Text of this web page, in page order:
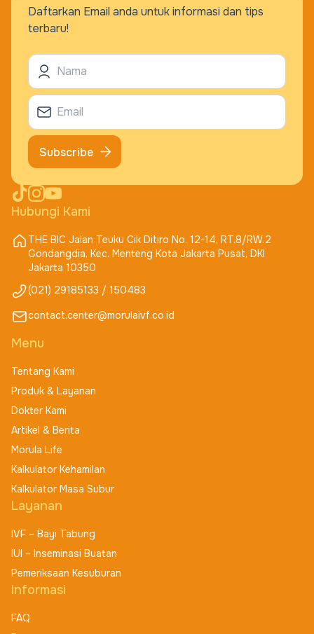
Lihat Detail Lokasi
Buat Janji
RSIA Rizki Bunda
Jl. Gajah Mada, No. 435A Lansano, Kec. Lubuk
Basung, Kab. Agam Sumatera Barat 26414
Lihat Detail Lokasi
Buat Janji
Kota Tangerang Selatan, Banten 15225,
2122734829
Lihat Detail Lokasi
Buat Janji
RSIA Annisa
Jl. Zafri Zam Zam No.55/56, Kuin Cerucuk, Kec.
Banjarmasin Bar., Kota Banjarmasin, Kalimantan
8115546660
Hubungi Kami
THE BIC Jalan Teuku Cik Ditiro No. 12-14, RT.8/RW.2
Gondangdia, Kec. Menteng Kota Jakarta Pusat, DKI
Jakarta 10350
(021) 29185133 / 150483
contact.center@morulaivf.co.id
Menu
Tentang Kami
Produk & Layanan
Dokter Kami
Artikel & Berita
Morula Life
Kalkulator Kehamilan
Kalkulator Masa Subur
Layanan
IVF – Bayi Tabung
IUI – Inseminasi Buatan
Pemeriksaan Kesuburan
Informasi
FAQ
Daftarkan Email anda untuk informasi dan tips
terbaru!
Subscribe